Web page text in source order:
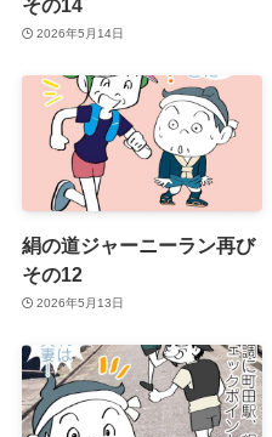
2026年5月14日
絹の道ジャーニーラン再び
その12
2026年5月13日